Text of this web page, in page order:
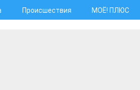
Происшествия МОЁ! ПЛЮС